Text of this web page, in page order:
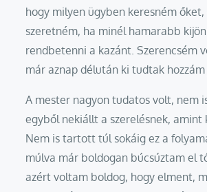
hogy milyen ügyben keresném őket,
szeretném, ha minél hamarabb
rendbetenni a kazánt. Szerencsém
már aznap délután ki tudtak hozzám
A mester nagyon tudatos volt, nem
egyből nekiállt a szerelésnek, amint
Nem is tartott túl sokáig ez a
múlva már boldogan búcsúztam el
azért voltam boldog, hogy elment,